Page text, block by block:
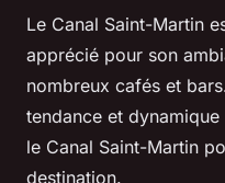
Le Canal Saint-Martin
apprécié pour son
nombreux cafés et
tendance et
le Canal Saint-Martin
destination.